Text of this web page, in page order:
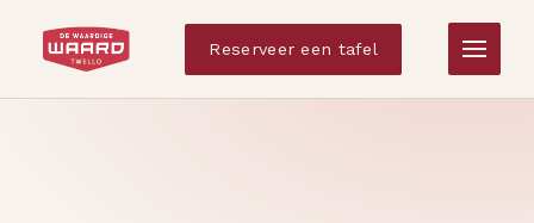
Reserveer een tafel